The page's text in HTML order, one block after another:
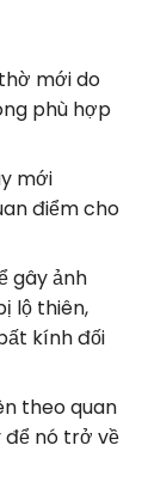
mới do
phù hợp
mới
điểm cho
gây ảnh
lộ thiên,
kính đối
theo quan
để nó trở về